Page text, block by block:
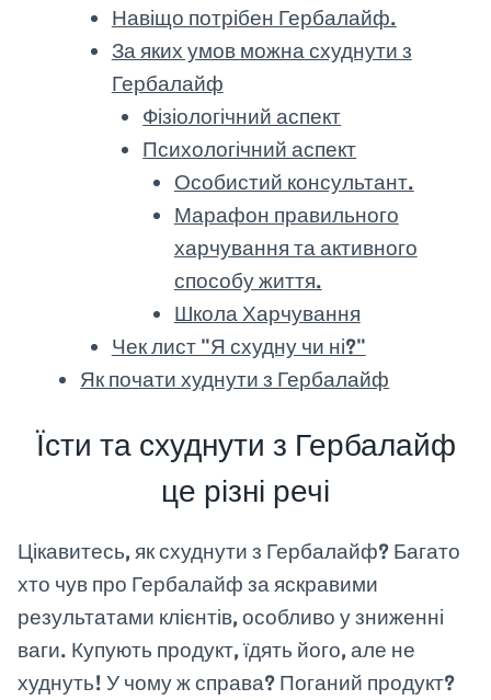
Навіщо потрібен Гербалайф.
За яких умов можна схуднути з
Гербалайф
Фізіологічний аспект
Психологічний аспект
Особистий консультант.
Марафон правильного
харчування та активного
способу життя.
Школа Харчування
Чек лист "Я схудну чи ні?"
Як почати худнути з Гербалайф
Їсти та схуднути з Гербалайф
це різні речі
Цікавитесь, як схуднути з Гербалайф? Багато
хто чув про Гербалайф за яскравими
результатами клієнтів, особливо у зниженні
ваги. Купують продукт, їдять його, але не
худнуть! У чому ж справа? Поганий продукт?